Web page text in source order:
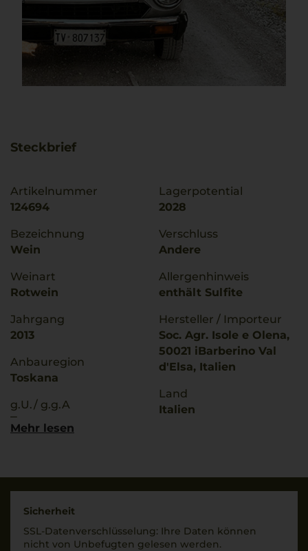
Steckbrief
Artikelnummer
124694
Bezeichnung
Wein
Weinart
Rotwein
Jahrgang
2013
Anbauregion
Toskana
g.U./ g.g.A
Toscana
Alkoholgehalt
14 % Vol.
Lagerpotential
2028
Verschluss
Andere
Allergenhinweis
enthält Sulfite
Hersteller / Importeur
Soc. Agr. Isole e Olena,
50021 iBarberino Val
d'Elsa, Italien
Land
Italien
Geschmack
trocken
Mehr lesen
Sicherheit
SSL-Daten­verschlüs­selung: Ihre Daten können
nicht von Unbe­fugten gelesen werden.